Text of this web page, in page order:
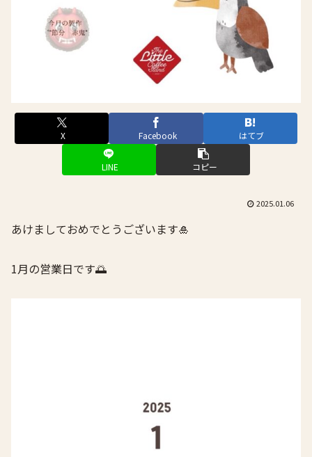
X Facebook はてブ
LINE コピー
2025.01.06
あけましておめでとうございます🎍
1月の営業日です🌅